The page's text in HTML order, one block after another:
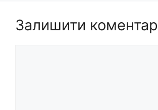
Залишити коментар